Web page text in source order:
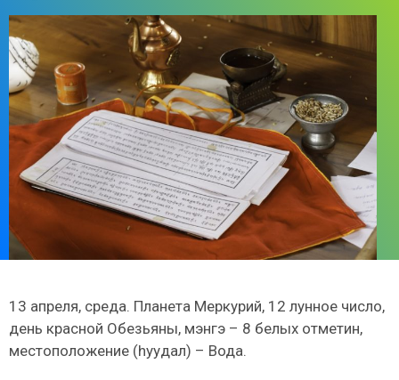
13 апреля, среда. Планета Меркурий, 12 лунное число,
день красной Обезьяны, мэнгэ – 8 белых отметин,
местоположение (hуудал) – Вода.